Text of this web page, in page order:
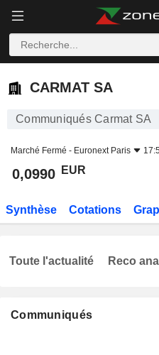
CARMAT SA
CARMAT SA
Communiqués Carmat SA
Marché Fermé - Euronext Paris
0,0990 EUR
Synthèse Cotations
Communiqués
Toute l'actualité Reco